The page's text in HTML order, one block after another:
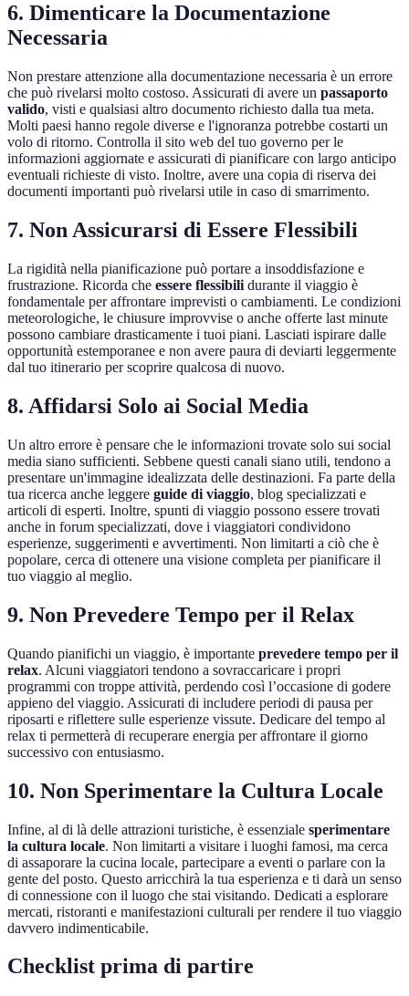
6. Dimenticare la Documentazione
Necessaria
Non prestare attenzione alla documentazione necessaria è un errore
che può rivelarsi molto costoso. Assicurati di avere un passaporto
valido, visti e qualsiasi altro documento richiesto dalla tua meta.
Molti paesi hanno regole diverse e l'ignoranza potrebbe costarti un
volo di ritorno. Controlla il sito web del tuo governo per le
informazioni aggiornate e assicurati di pianificare con largo anticipo
eventuali richieste di visto. Inoltre, avere una copia di riserva dei
documenti importanti può rivelarsi utile in caso di smarrimento.
7. Non Assicurarsi di Essere Flessibili
La rigidità nella pianificazione può portare a insoddisfazione e
frustrazione. Ricorda che essere flessibili durante il viaggio è
fondamentale per affrontare imprevisti o cambiamenti. Le condizioni
meteorologiche, le chiusure improvvise o anche offerte last minute
possono cambiare drasticamente i tuoi piani. Lasciati ispirare dalle
opportunità estemporanee e non avere paura di deviarti leggermente
dal tuo itinerario per scoprire qualcosa di nuovo.
8. Affidarsi Solo ai Social Media
Un altro errore è pensare che le informazioni trovate solo sui social
media siano sufficienti. Sebbene questi canali siano utili, tendono a
presentare un'immagine idealizzata delle destinazioni. Fa parte della
tua ricerca anche leggere guide di viaggio, blog specializzati e
articoli di esperti. Inoltre, spunti di viaggio possono essere trovati
anche in forum specializzati, dove i viaggiatori condividono
esperienze, suggerimenti e avvertimenti. Non limitarti a ciò che è
popolare, cerca di ottenere una visione completa per pianificare il
tuo viaggio al meglio.
9. Non Prevedere Tempo per il Relax
Quando pianifichi un viaggio, è importante prevedere tempo per il
relax. Alcuni viaggiatori tendono a sovraccaricare i propri
programmi con troppe attività, perdendo così l’occasione di godere
appieno del viaggio. Assicurati di includere periodi di pausa per
riposarti e riflettere sulle esperienze vissute. Dedicare del tempo al
relax ti permetterà di recuperare energia per affrontare il giorno
successivo con entusiasmo.
10. Non Sperimentare la Cultura Locale
Infine, al di là delle attrazioni turistiche, è essenziale sperimentare
la cultura locale. Non limitarti a visitare i luoghi famosi, ma cerca
di assaporare la cucina locale, partecipare a eventi o parlare con la
gente del posto. Questo arricchirà la tua esperienza e ti darà un senso
di connessione con il luogo che stai visitando. Dedicati a esplorare
mercati, ristoranti e manifestazioni culturali per rendere il tuo viaggio
davvero indimenticabile.
Checklist prima di partire